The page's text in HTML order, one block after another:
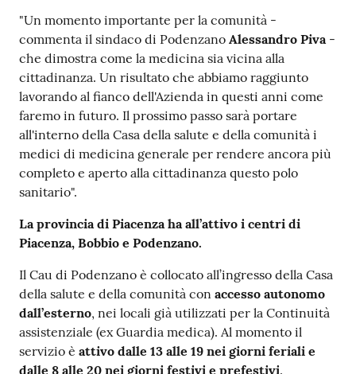
"Un momento importante per la comunità -
commenta il sindaco di Podenzano Alessandro Piva-
che dimostra come la medicina sia vicina alla
cittadinanza. Un risultato che abbiamo raggiunto
lavorando al fianco dell'Azienda in questi anni come
faremo in futuro. Il prossimo passo sarà portare
all'interno della Casa della salute e della comunità i
medici di medicina generale per rendere ancora più
completo e aperto alla cittadinanza questo polo
sanitario".
La provincia di Piacenza ha all’attivo i centri di
Piacenza, Bobbio e Podenzano.
Il Cau di Podenzano è collocato all’ingresso della Casa
della salute e della comunità con accesso autonomo
dall’esterno, nei locali già utilizzati per la Continuità
assistenziale (ex Guardia medica). Al momento il
servizio è attivo dalle 13 alle 19 nei giorni feriali e
dalle 8 alle 20 nei giorni festivi e prefestivi.